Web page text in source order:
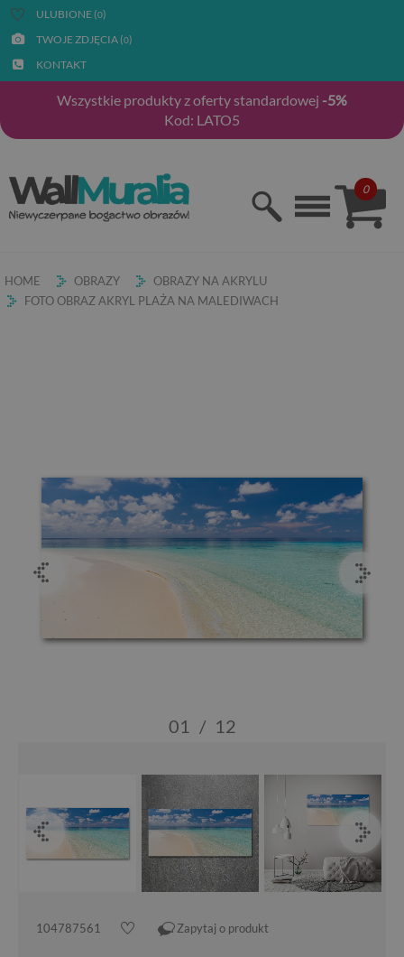
ULUBIONE (0)
TWOJE ZDJĘCIA (0)
KONTAKT
Wszystkie produkty z oferty standardowej -5%
Kod: LATO5
0
HOME OBRAZY
OBRAZY NA AKRYLU
FOTO OBRAZ AKRYL PLAŻA NA MALEDIWACH
01 / 12
104787561 Zapytaj o produkt